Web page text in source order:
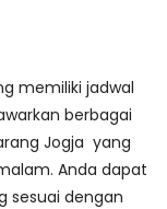
memiliki jadwal
berbagai
Jogja yang
Anda dapat
sesuai dengan